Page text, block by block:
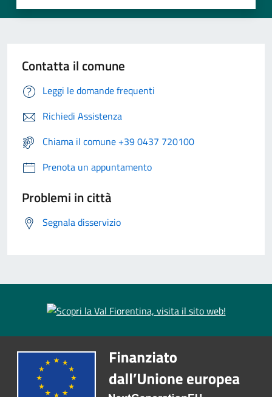
Contatta il comune
Leggi le domande frequenti
Richiedi Assistenza
Chiama il comune +39 0437 720100
Prenota un appuntamento
Problemi in città
Segnala disservizio